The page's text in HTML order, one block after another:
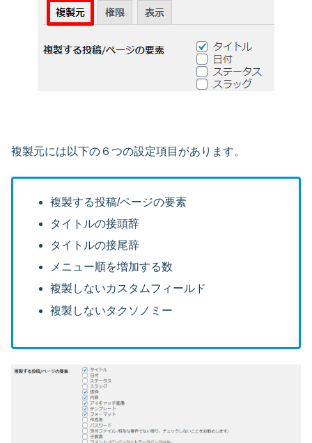
複製元には以下の６つの設定項目があります。
複製する投稿/ページの要素
タイトルの接頭辞
タイトルの接尾辞
メニュー順を増加する数
複製しないカスタムフィールド
複製しないタクソノミー